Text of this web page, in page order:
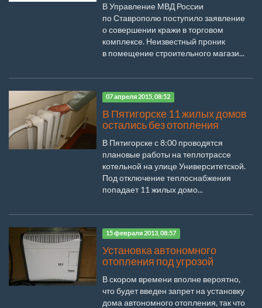
В Управление МВД России
по Ставрополю поступило заявление
о совершении кражи в торговом
комплексе. Неизвестный проник
в помещение строительного магази...
07 апреля 2015, 08:52
В Пятигорске 11 жилых домов
остались без отопления
В Пятигорске с 8:00 проводятся
плановые работы на теплотрассе
котельной на улице Университетской.
Под отключение теплоснабжения
попадает 11 жилых домо...
15 февраля 2013, 08:57
Установка автономного
отопления под угрозой
В скором времени вполне вероятно,
что будет введен запрет на установку
дома автономного отопления, так что